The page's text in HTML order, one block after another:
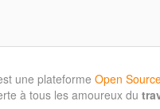
une plateforme Open
à tous les amoureux du